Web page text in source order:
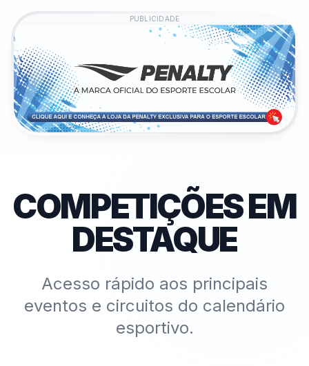
PUBLICIDADE
COMPETIÇÕES EM
DESTAQUE
Acesso rápido aos principais
eventos e circuitos do calendário
esportivo.